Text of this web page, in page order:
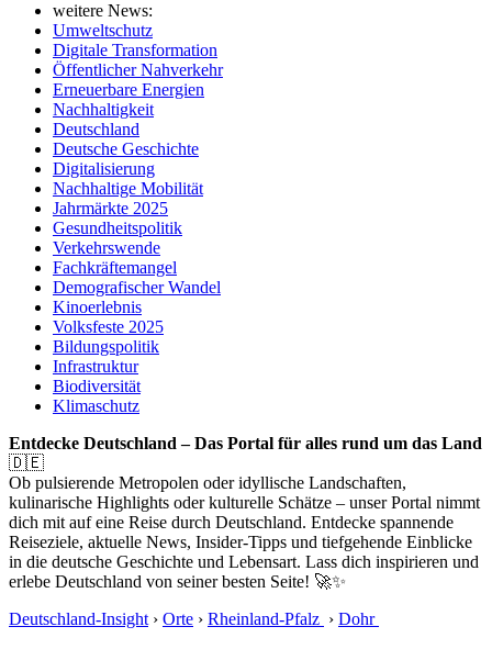
weitere News:
Umweltschutz
Digitale Transformation
Öffentlicher Nahverkehr
Erneuerbare Energien
Nachhaltigkeit
Deutschland
Deutsche Geschichte
Digitalisierung
Nachhaltige Mobilität
Jahrmärkte 2025
Gesundheitspolitik
Verkehrswende
Fachkräftemangel
Demografischer Wandel
Kinoerlebnis
Volksfeste 2025
Bildungspolitik
Infrastruktur
Biodiversität
Klimaschutz
Entdecke Deutschland – Das Portal für alles rund um das Land
🇩🇪
Ob pulsierende Metropolen oder idyllische Landschaften,
kulinarische Highlights oder kulturelle Schätze – unser Portal nimmt
dich mit auf eine Reise durch Deutschland. Entdecke spannende
Reiseziele, aktuelle News, Insider-Tipps und tiefgehende Einblicke
in die deutsche Geschichte und Lebensart. Lass dich inspirieren und
erlebe Deutschland von seiner besten Seite! 🚀✨
Deutschland-Insight › Orte › Rheinland-Pfalz › Dohr